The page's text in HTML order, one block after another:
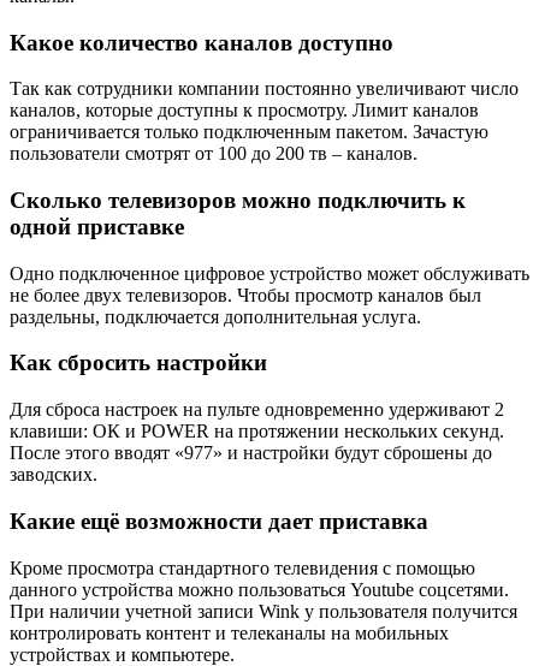
Какое количество каналов доступно
Так как сотрудники компании постоянно увеличивают число
каналов, которые доступны к просмотру. Лимит каналов
ограничивается только подключенным пакетом. Зачастую
пользователи смотрят от 100 до 200 тв – каналов.
Сколько телевизоров можно подключить к
одной приставке
Одно подключенное цифровое устройство может обслуживать
не более двух телевизоров. Чтобы просмотр каналов был
раздельны, подключается дополнительная услуга.
Как сбросить настройки
Для сброса настроек на пульте одновременно удерживают 2
клавиши: ОК и POWER на протяжении нескольких секунд.
После этого вводят «977» и настройки будут сброшены до
заводских.
Какие ещё возможности дает приставка
Кроме просмотра стандартного телевидения с помощью
данного устройства можно пользоваться Youtube соцсетями.
При наличии учетной записи Wink у пользователя получится
контролировать контент и телеканалы на мобильных
устройствах и компьютере.